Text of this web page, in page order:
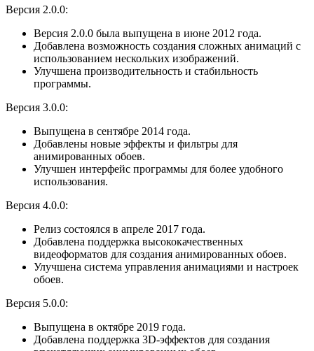
Версия 2.0.0:
Версия 2.0.0 была выпущена в июне 2012 года.
Добавлена возможность создания сложных анимаций с
использованием нескольких изображений.
Улучшена производительность и стабильность
программы.
Версия 3.0.0:
Выпущена в сентябре 2014 года.
Добавлены новые эффекты и фильтры для
анимированных обоев.
Улучшен интерфейс программы для более удобного
использования.
Версия 4.0.0:
Релиз состоялся в апреле 2017 года.
Добавлена поддержка высококачественных
видеоформатов для создания анимированных обоев.
Улучшена система управления анимациями и настроек
обоев.
Версия 5.0.0:
Выпущена в октябре 2019 года.
Добавлена поддержка 3D-эффектов для создания